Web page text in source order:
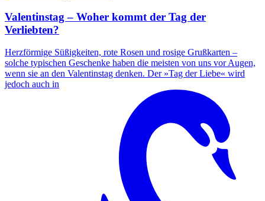
Valentinstag – Woher kommt der Tag der
Verliebten?
Herzförmige Süßigkeiten, rote Rosen und rosige Grußkarten –
solche typischen Geschenke haben die meisten von uns vor Augen,
wenn sie an den Valentinstag denken. Der »Tag der Liebe« wird
jedoch auch in